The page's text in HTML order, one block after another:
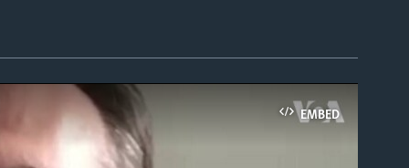
EMBED